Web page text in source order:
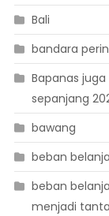
Bali
bandara
Bapanas
sepanjang
bawang
beban
beban
menjadi